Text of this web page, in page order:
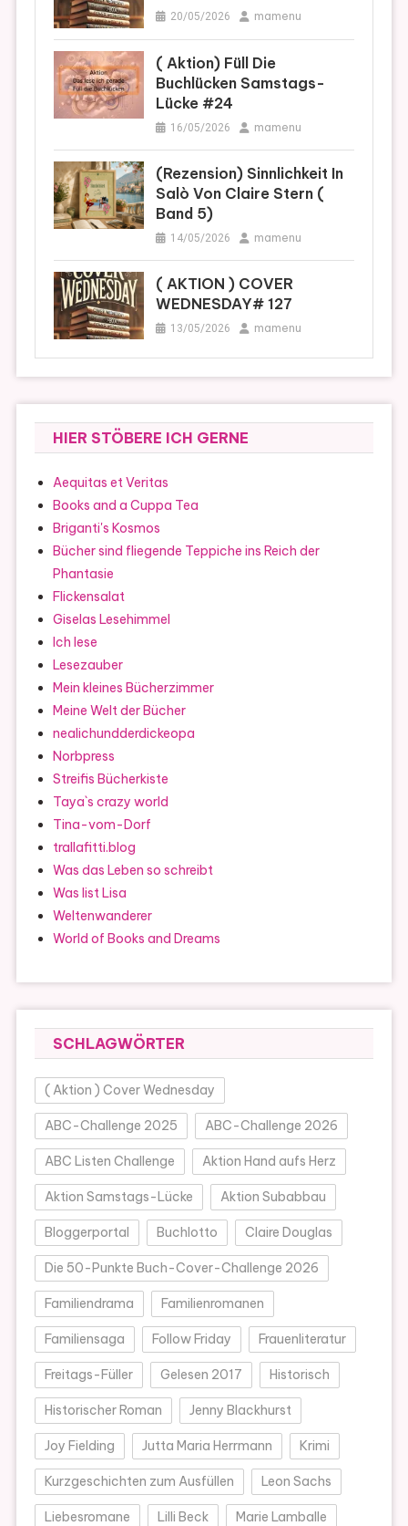
20/05/2026 mamenu
( Aktion) Füll Die
Buchlücken Samstags-
Lücke #24
16/05/2026 mamenu
(Rezension) Sinnlichkeit In
Salò Von Claire Stern (
Band 5)
14/05/2026 mamenu
( AKTION ) COVER
WEDNESDAY# 127
13/05/2026 mamenu
HIER STÖBERE ICH GERNE
Aequitas et Veritas
Books and a Cuppa Tea
Briganti's Kosmos
Bücher sind fliegende Teppiche ins Reich der
Phantasie
Flickensalat
Giselas Lesehimmel
Ich lese
Lesezauber
Mein kleines Bücherzimmer
Meine Welt der Bücher
nealichundderdickeopa
Norbpress
Streifis Bücherkiste
Taya`s crazy world
Tina-vom-Dorf
trallafitti.blog
Was das Leben so schreibt
Was list Lisa
Weltenwanderer
World of Books and Dreams
SCHLAGWÖRTER
( Aktion ) Cover Wednesday
ABC-Challenge 2025 ABC-Challenge 2026
ABC Listen Challenge Aktion Hand aufs Herz
Aktion Samstags-Lücke Aktion Subabbau
Bloggerportal Buchlotto Claire Douglas
Die 50-Punkte Buch-Cover-Challenge 2026
Familiendrama Familienromanen
Familiensaga Follow Friday Frauenliteratur
Freitags-Füller Gelesen 2017 Historisch
Historischer Roman Jenny Blackhurst
Joy Fielding Jutta Maria Herrmann Krimi
Kurzgeschichten zum Ausfüllen Leon Sachs
Liebesromane Lilli Beck Marie Lamballe